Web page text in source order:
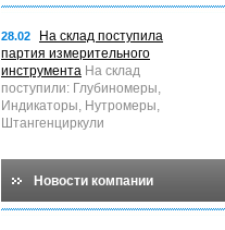
28.02
На склад поступила
партия измерительного
инструмента На склад
поступили: Глубиномеры,
Индикаторы, Нутромеры,
Штангенциркули
Новости компании